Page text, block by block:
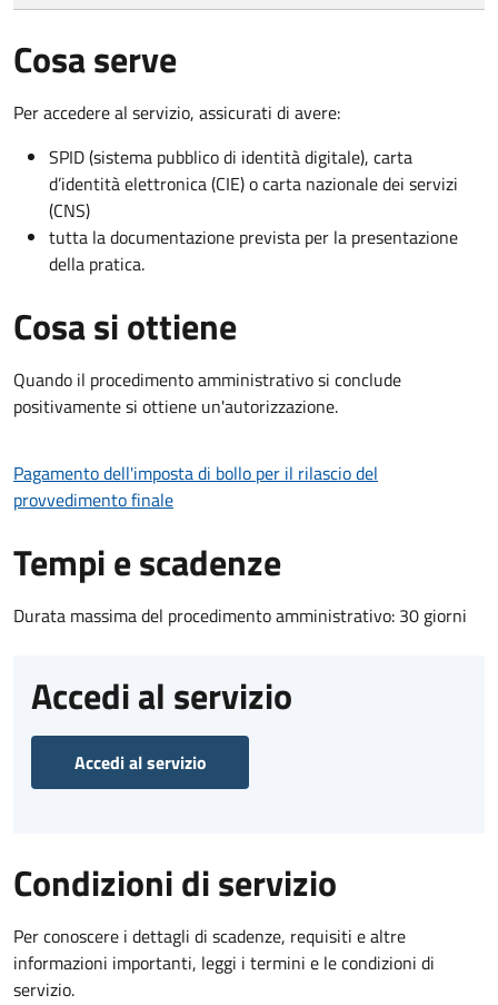
Cosa serve
Per accedere al servizio, assicurati di avere:
SPID (sistema pubblico di identità digitale), carta
d’identità elettronica (CIE) o carta nazionale dei servizi
(CNS)
tutta la documentazione prevista per la presentazione
della pratica.
Cosa si ottiene
Quando il procedimento amministrativo si conclude
positivamente si ottiene un'autorizzazione.
Pagamento dell'imposta di bollo per il rilascio del
provvedimento finale
Tempi e scadenze
Durata massima del procedimento amministrativo: 30 giorni
Accedi al servizio
Accedi al servizio
Condizioni di servizio
Per conoscere i dettagli di scadenze, requisiti e altre
informazioni importanti, leggi i termini e le condizioni di
servizio.